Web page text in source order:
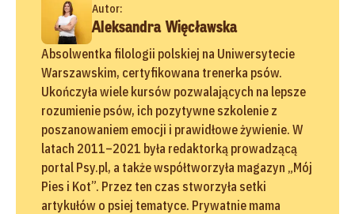
Autor:
Aleksandra Więcławska
Absolwentka filologii polskiej na Uniwersytecie
Warszawskim, certyfikowana trenerka psów.
Ukończyła wiele kursów pozwalających na lepsze
rozumienie psów, ich pozytywne szkolenie z
poszanowaniem emocji i prawidłowe żywienie. W
latach 2011–2021 była redaktorką prowadzącą
portal Psy.pl, a także współtworzyła magazyn „Mój
Pies i Kot”. Przez ten czas stworzyła setki
artykułów o psiej tematyce. Prywatnie mama